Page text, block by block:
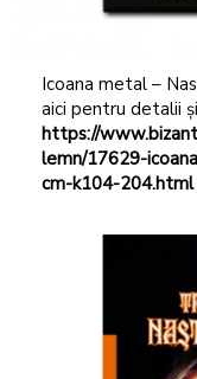
Icoana metal –
aici pentru detalii
https://
lemn/17629-
cm-k104-204.html